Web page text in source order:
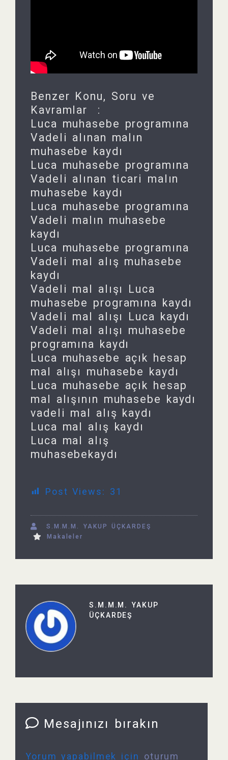
Benzer Konu, Soru ve
Kavramlar :
Luca muhasebe programına
Vadeli alınan malın
muhasebe kaydı
Luca muhasebe programına
Vadeli alınan ticari malın
muhasebe kaydı
Luca muhasebe programına
Vadeli malın muhasebe
kaydı
Luca muhasebe programına
Vadeli mal alış muhasebe
kaydı
Vadeli mal alışı Luca
muhasebe programına kaydı
Vadeli mal alışı Luca kaydı
Vadeli mal alışı muhasebe
programına kaydı
Luca muhasebe açık hesap
mal alışı muhasebe kaydı
Luca muhasebe açık hesap
mal alışının muhasebe kaydı
vadeli mal alış kaydı
Luca mal alış kaydı
Luca mal alış
muhasebekaydı
Post Views: 31
S.M.M.M. YAKUP ÜÇKARDEŞ
Makaleler
S.M.M.M. YAKUP
ÜÇKARDEŞ
Mesajınızı bırakın
Yorum yapabilmek için oturum